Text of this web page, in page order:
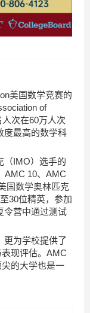
美国数学竞赛的
of
次在60万人次
度最高的数学科
（IMO）选手的
AMC 10、AMC
国数学奥林匹克
30位精英，参加
令营中通过测试
更为学校提供了
现评估。AMC
的大学也是一